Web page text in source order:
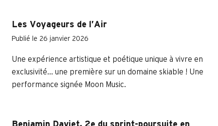
Les Voyageurs de l’Air
Publié le 26 janvier 2026
Une expérience artistique et poétique unique à vivre en
exclusivité... une première sur un domaine skiable ! Une
performance signée Moon Music.